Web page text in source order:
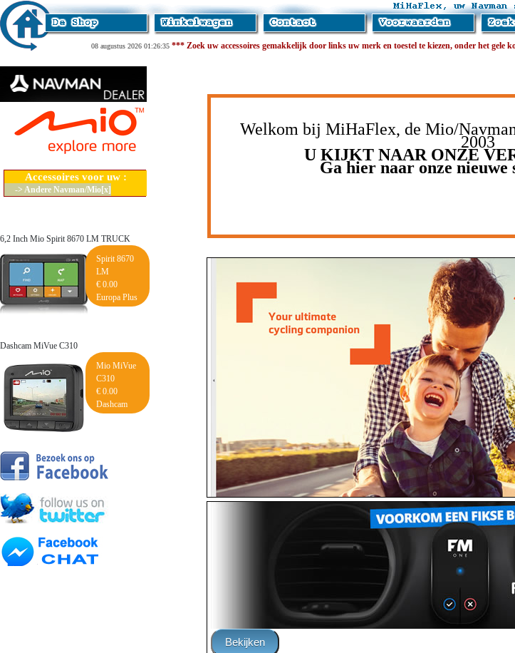
08 augustus 2026 01:26:35 *** Zoek uw accessoires gemakkelijk door links uw merk en toestel te kiezen, onder het gele
Accessoires voor uw :
-> Andere Navman/Mio[x]
6,2 Inch Mio Spirit 8670 LM TRUCK
Spirit 8670
LM
€ 0.00
Europa Plus
Dashcam MiVue C310
Mio MiVue
C310
€ 0.00
Dashcam
Welkom bij MiHaFlex, de Mio/
2003
U KIJKT NAAR ONZE
Ga hier naar onze nieuwe